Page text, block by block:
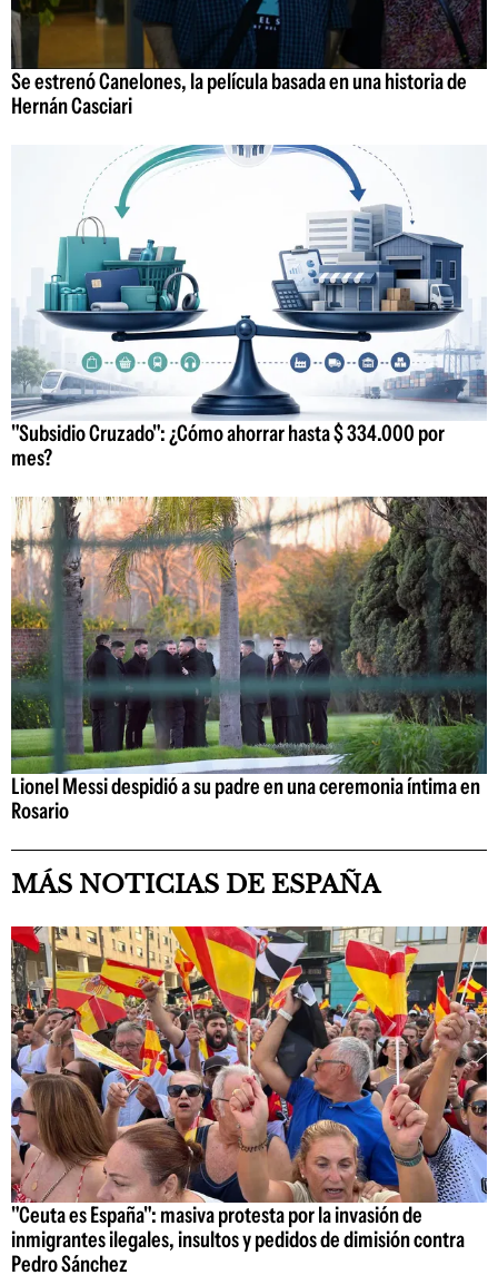
Se estrenó Canelones, la película basada en una historia de
Hernán Casciari
"Subsidio Cruzado": ¿Cómo ahorrar hasta $ 334.000 por
mes?
Lionel Messi despidió a su padre en una ceremonia íntima en
Rosario
MÁS NOTICIAS DE ESPAÑA
"Ceuta es España": masiva protesta por la invasión de
inmigrantes ilegales, insultos y pedidos de dimisión contra
Pedro Sánchez